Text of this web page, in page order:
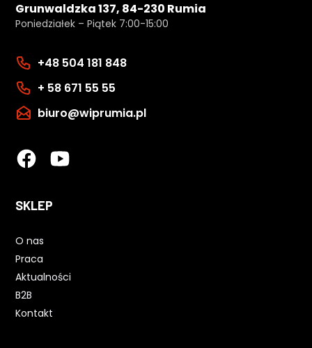
Grunwaldzka 137, 84-230 Rumia
Poniedziałek – Piątek 7:00-15:00
+48 504 181 848
+ 58 671 55 55
biuro@wiprumia.pl
SKLEP
O nas
Praca
Aktualności
B2B
Kontakt